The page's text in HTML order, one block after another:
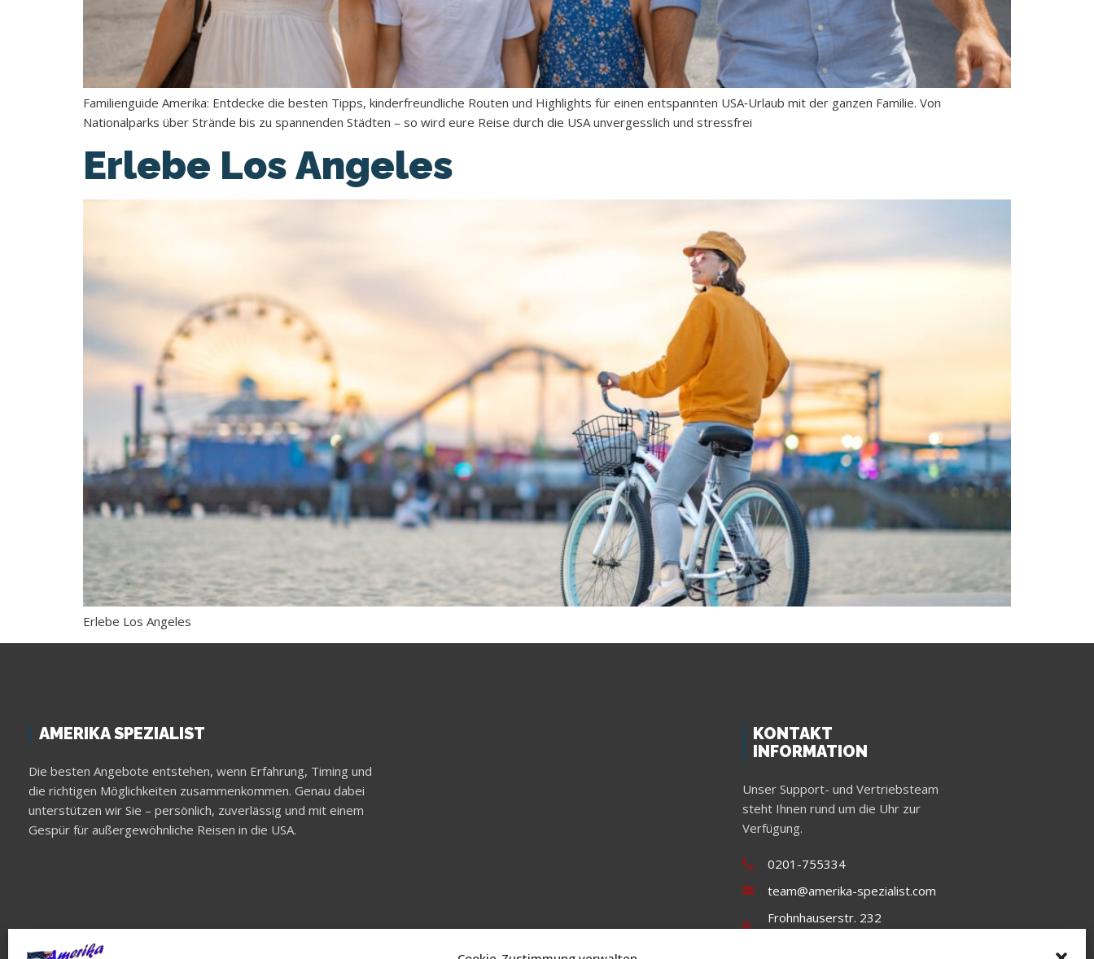
Familienguide Amerika: Entdecke die besten Tipps, kinderfreundliche Routen und Highlights für einen entspannten USA‑Urlaub mit der ganzen Familie. Von
Nationalparks über Strände bis zu spannenden Städten – so wird eure Reise durch die USA unvergesslich und stressfrei
Erlebe Los Angeles
Erlebe Los Angeles
AMERIKA SPEZIALIST
Die besten Angebote entstehen, wenn Erfahrung, Timing und
die richtigen Möglichkeiten zusammenkommen. Genau dabei
unterstützen wir Sie – persönlich, zuverlässig und mit einem
Gespür für außergewöhnliche Reisen in die USA.
KONTAKT
INFORMATION
Unser Support- und Vertriebsteam
steht Ihnen rund um die Uhr zur
Verfügung.
0201-755334
team@amerika-spezialist.com
Frohnhauserstr. 232